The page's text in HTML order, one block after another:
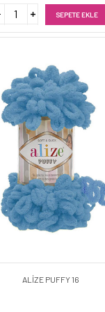
SEPETE EKLE
ALİZE PUFFY 16